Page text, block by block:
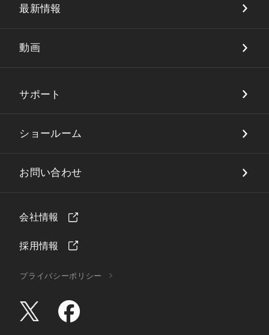
プライバシーポリシー
最新情報
動画
サポート
ショールーム
お問い合わせ
会社情報
採用情報